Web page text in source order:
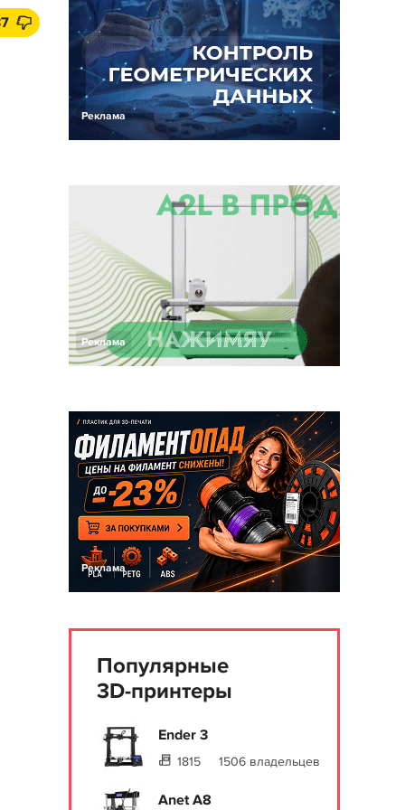
Реклама
Реклама
Реклама
Популярные
3D-принтеры
Ender 3
1815 1506 владельцев
Anet A8